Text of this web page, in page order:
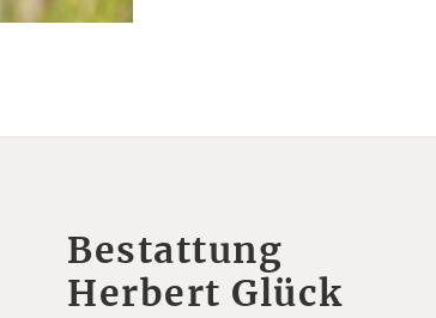
Bestattung
Herbert Glück